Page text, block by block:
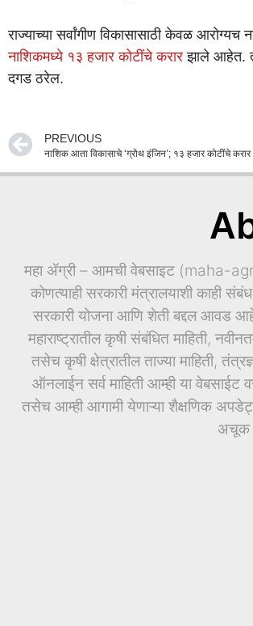
राज्याच्या सर्वांगीण विकासासाठी केवळ
नाशिकमध्ये १३ हजार कोटींचे करार झाले आहेत.
दगड ठरेल.
PREVIOUS
महा ॲग्री – आमची वेबसाइट (maha-
कोणत्याही सरकारी मंत्रालयाशी काही संबंध
सरकारी योजना आणि शेती बद्दल आवड आहे
महाराष्ट्रातील कृषी संबंधित माहिती,
तसेच कृषी क्षेत्रातील ताज्या माहिती,
ऑनलाईन सर्व माहिती आम्ही या
तसेच आम्ही आगामी येणाऱ्या शैक्षणिक
अचूक